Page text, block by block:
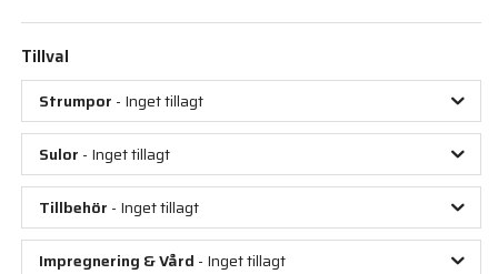
Tillval
Strumpor - Inget tillagt
Sulor - Inget tillagt
Tillbehör - Inget tillagt
Impregnering & Vård - Inget tillagt